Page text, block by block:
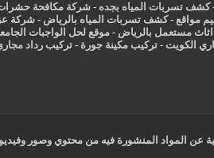
كشف تسربات المياه بجده -شركة مكافحة
مواقع -كشف تسربات المياه بالرياض -شركة
مستعمل بالرياض - موقع لحل الواجبات
الكويت -تركيب مكينة جورة -تركيب رداد
المواد المنشورة فيه من محتوي وصور